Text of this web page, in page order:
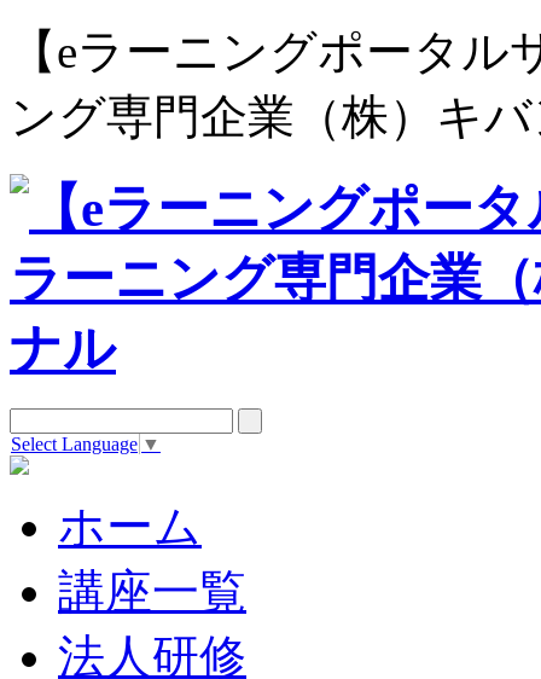
【eラーニングポータル
ング専門企業（株）キ
Select Language ▼
ホーム
講座一覧
法人研修